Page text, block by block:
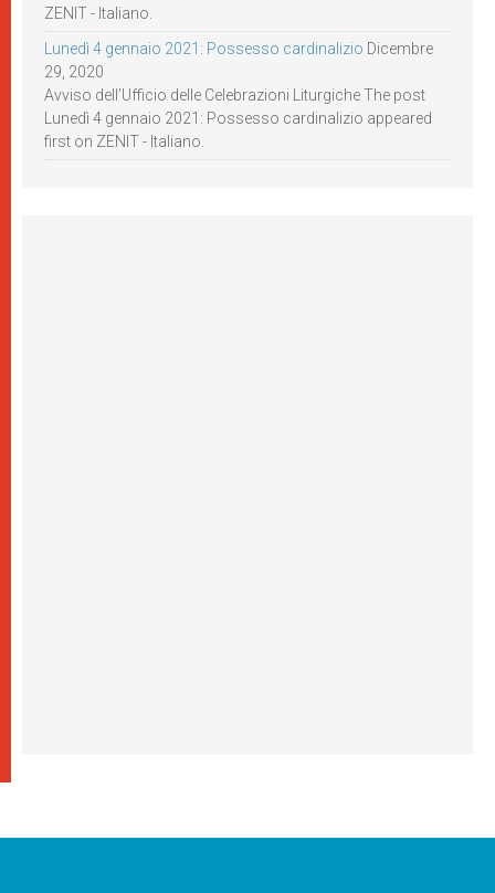
ZENIT - Italiano.
Lunedì 4 gennaio 2021: Possesso cardinalizio Dicembre
29, 2020
Avviso dell’Ufficio delle Celebrazioni Liturgiche The post
Lunedì 4 gennaio 2021: Possesso cardinalizio appeared
first on ZENIT - Italiano.